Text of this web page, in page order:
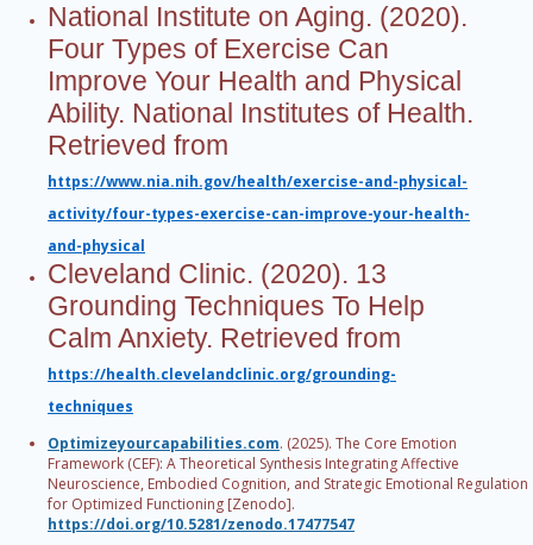
National Institute on Aging. (2020).
Four Types of Exercise Can
Improve Your Health and Physical
Ability. National Institutes of Health.
Retrieved from
https://www.nia.nih.gov/health/exercise-and-physical-
activity/four-types-exercise-can-improve-your-health-
and-physical
Cleveland Clinic. (2020). 13
Grounding Techniques To Help
Calm Anxiety. Retrieved from
https://health.clevelandclinic.org/grounding-
techniques
Optimizeyourcapabilities.com. (2025). The Core Emotion
Framework (CEF): A Theoretical Synthesis Integrating Affective
Neuroscience, Embodied Cognition, and Strategic Emotional Regulation
for Optimized Functioning [Zenodo].
https://doi.org/10.5281/zenodo.17477547